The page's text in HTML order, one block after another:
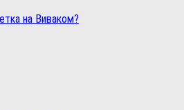
на Виваком?